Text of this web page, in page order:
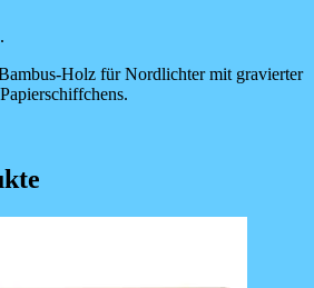
Holz für Nordlichter mit gravierter